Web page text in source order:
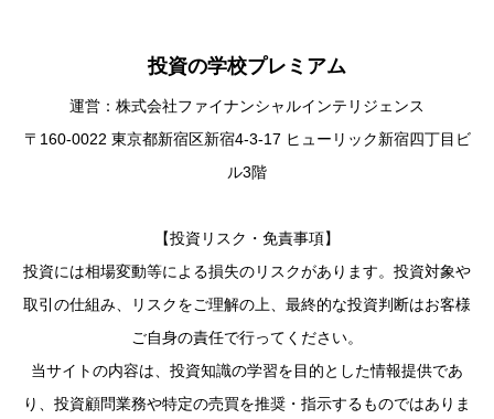
投資の学校プレミアム
運営：株式会社ファイナンシャルインテリジェンス
〒160-0022 東京都新宿区新宿4-3-17 ヒューリック新宿四丁目ビ
ル3階
【投資リスク・免責事項】
投資には相場変動等による損失のリスクがあります。投資対象や
取引の仕組み、リスクをご理解の上、最終的な投資判断はお客様
ご自身の責任で行ってください。
当サイトの内容は、投資知識の学習を目的とした情報提供であ
り、投資顧問業務や特定の売買を推奨・指示するものではありま